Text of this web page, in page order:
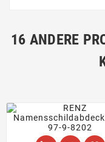
16 ANDERE